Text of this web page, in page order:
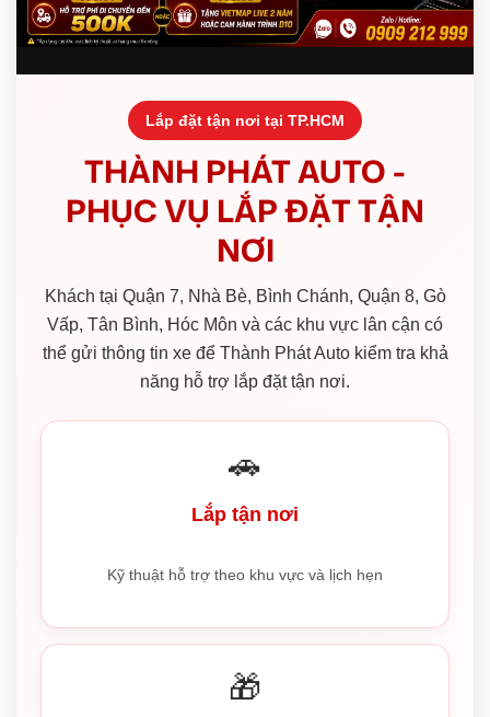
Lắp đặt tận nơi tại TP.HCM
THÀNH PHÁT AUTO -
PHỤC VỤ LẮP ĐẶT TẬN
NƠI
Khách tại Quận 7, Nhà Bè, Bình Chánh, Quận 8, Gò
Vấp, Tân Bình, Hóc Môn và các khu vực lân cận có
thể gửi thông tin xe để Thành Phát Auto kiểm tra khả
năng hỗ trợ lắp đặt tận nơi.
🚗
Lắp tận nơi
Kỹ thuật hỗ trợ theo khu vực và lịch hẹn
🎁